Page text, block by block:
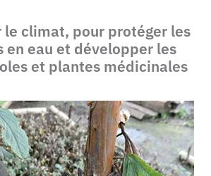
le climat, pour protéger les
en eau et développer les
et plantes médicinales